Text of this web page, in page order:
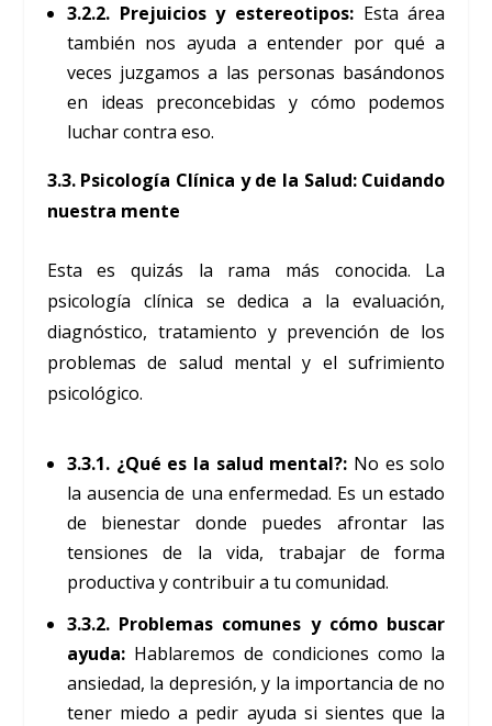
3.2.2. Prejuicios y estereotipos: Esta área
también nos ayuda a entender por qué a
veces juzgamos a las personas basándonos
en ideas preconcebidas y cómo podemos
luchar contra eso.
3.3. Psicología Clínica y de la Salud: Cuidando
nuestra mente
Esta es quizás la rama más conocida. La
psicología clínica se dedica a la evaluación,
diagnóstico, tratamiento y prevención de los
problemas de salud mental y el sufrimiento
psicológico.
3.3.1. ¿Qué es la salud mental?: No es solo
la ausencia de una enfermedad. Es un estado
de bienestar donde puedes afrontar las
tensiones de la vida, trabajar de forma
productiva y contribuir a tu comunidad.
3.3.2. Problemas comunes y cómo buscar
ayuda:Hablaremos de condiciones como la
ansiedad, la depresión, y la importancia de no
tener miedo a pedir ayuda si sientes que la